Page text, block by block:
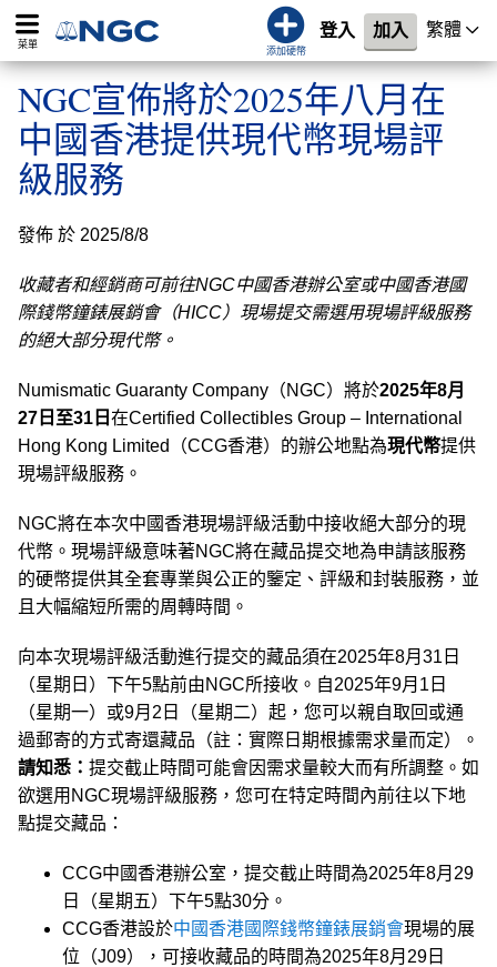
菜單
添加硬幣
登入 加入 繁體
NGC宣佈將於2025年八月在
中國香港提供現代幣現場評
級服務
發佈 於 2025/8/8
收藏者和經銷商可前往NGC中國香港辦公室或中國香港國
際錢幣鐘錶展銷會（HICC）現場提交需選用現場評級服務
的絕大部分現代幣。
Numismatic Guaranty Company（NGC）將於2025年8月
27日至31日 在Certified Collectibles Group – International
Hong Kong Limited（CCG香港）的辦公地點為現代幣提供
現場評級服務。
NGC將在本次中國香港現場評級活動中接收絕大部分的現
代幣。現場評級意味著NGC將在藏品提交地為申請該服務
的硬幣提供其全套專業與公正的鑒定、評級和封裝服務，並
且大幅縮短所需的周轉時間。
向本次現場評級活動進行提交的藏品須在2025年8月31日
（星期日）下午5點前由NGC所接收。自2025年9月1日
（星期一）或9月2日（星期二）起，您可以親自取回或通
過郵寄的方式寄還藏品（註：實際日期根據需求量而定）。
請知悉： 提交截止時間可能會因需求量較大而有所調整。如
欲選用NGC現場評級服務，您可在特定時間內前往以下地
點提交藏品：
CCG中國香港辦公室，提交截止時間為2025年8月29
日（星期五）下午5點30分。
CCG香港設於中國香港國際錢幣鐘錶展銷會現場的展
位（J09），可接收藏品的時間為2025年8月29日